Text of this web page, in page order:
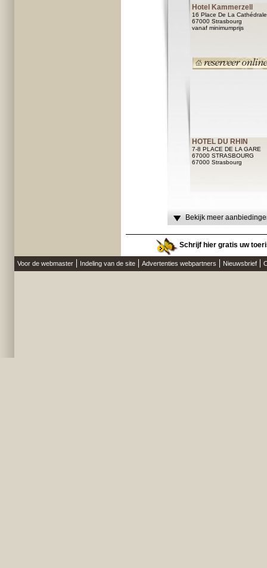
Hotel Kammerzell
16 Place De La Cathédrale
67000 Strasbourg
vanaf minimumprijs
HOTEL DU RHIN
7-8 PLACE DE LA GARE
67000 STRASBOURG
67000 Strasbourg
Bekijk meer
Schrijf hier gratis uw
Voor de webmaster Indeling van de site Advertenties webpartners Nieuwsbrief